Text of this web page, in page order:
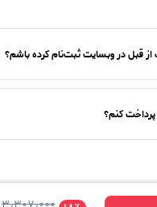
از قبل در وبسایت ثبت‌نام کرده باشم؟
کنم؟